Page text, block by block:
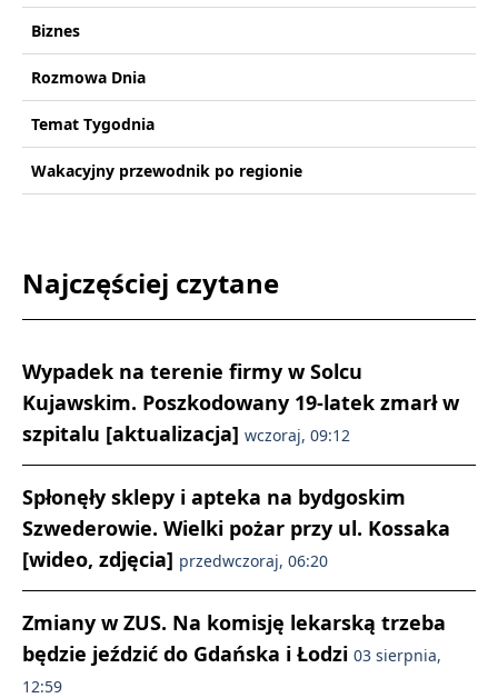
Biznes
Rozmowa Dnia
Temat Tygodnia
Wakacyjny przewodnik po regionie
Najczęściej czytane
Wypadek na terenie firmy w Solcu
Kujawskim. Poszkodowany 19-latek zmarł w
szpitalu [aktualizacja] wczoraj, 09:12
Spłonęły sklepy i apteka na bydgoskim
Szwederowie. Wielki pożar przy ul. Kossaka
[wideo, zdjęcia] przedwczoraj, 06:20
Zmiany w ZUS. Na komisję lekarską trzeba
będzie jeździć do Gdańska i Łodzi 03 sierpnia,
12:59